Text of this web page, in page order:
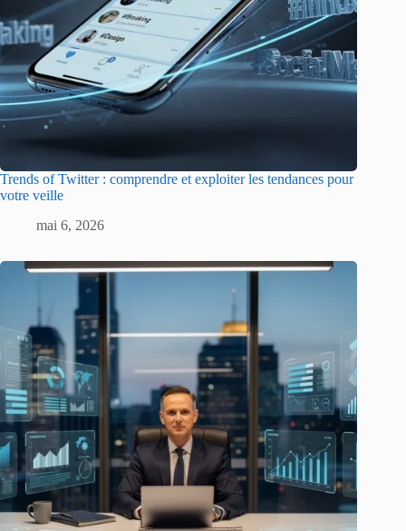
Trends of Twitter : comprendre et exploiter les tendances pour
votre veille
mai 6, 2026